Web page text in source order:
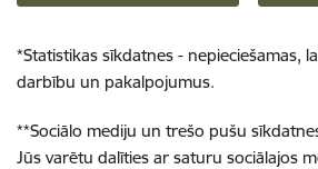
*Statistikas sīkdatnes - nepieciešamas,
darbību un pakalpojumus.
**Sociālo mediju un trešo pušu
Jūs varētu dalīties ar saturu sociālajos